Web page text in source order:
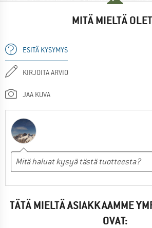
MITÄ MIELTÄ
ESITÄ KYSYMYS
KIRJOITA ARVIO
JAA KUVA
TÄTÄ MIELTÄ ASIAKKAAMME
OVAT: